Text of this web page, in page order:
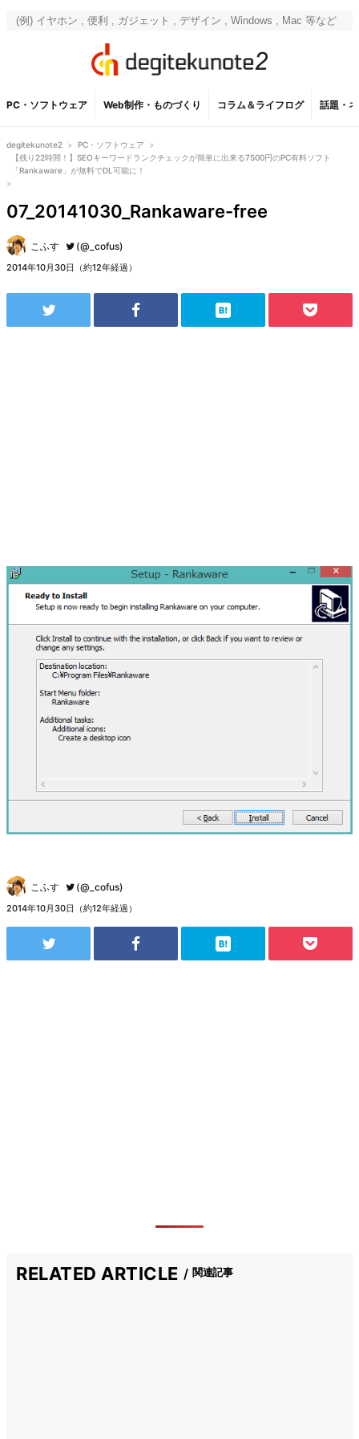
PC・ソフトウェア Web制作・ものづくり コラム＆ライフログ 話題・
degitekunote2 > PC・ソフトウェア
>
【残り22時間！】SEOキーワードランクチェックが簡単に出来る7500円のPC有料ソフト
「Rankaware」が無料でDL可能に！
>
07_20141030_Rankaware-free
こふす (@_cofus)
2014年10月30日（約12年経過）
こふす (@_cofus)
2014年10月30日（約12年経過）
RELATED ARTICLE 関連記事